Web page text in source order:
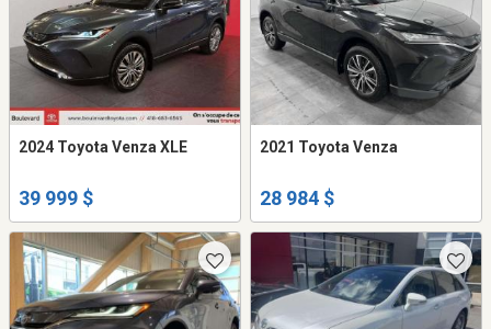
2024 Toyota Venza XLE
39 999 $
2021 Toyota Venza
28 984 $